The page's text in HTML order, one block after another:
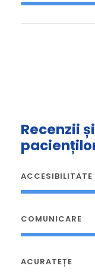
Recenzii
ACCESIBILITATE
COMUNICARE
ACURATEȚE